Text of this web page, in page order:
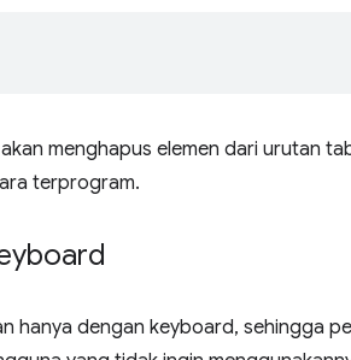
akan menghapus elemen dari urutan
terprogram.
hanya dengan keyboard, sehingga